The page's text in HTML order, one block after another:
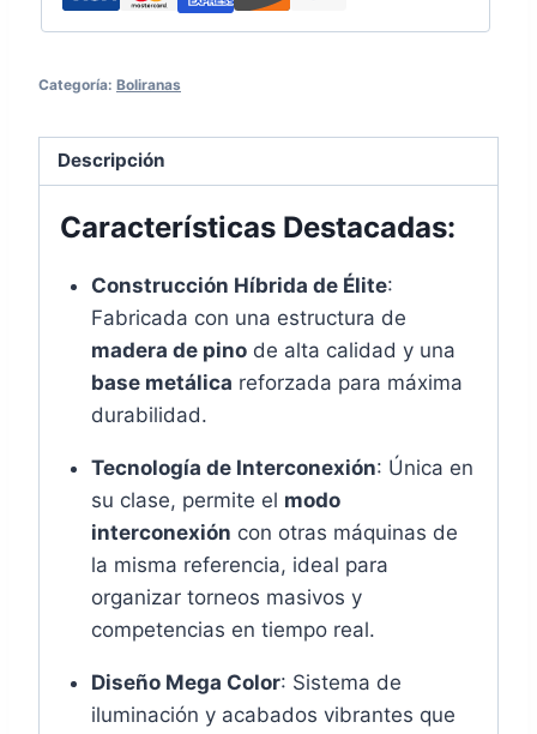
Categoría: Boliranas
Descripción
Características Destacadas:
Construcción Híbrida de Élite:
Fabricada con una estructura de
madera de pinode alta calidad y una
base metálica reforzada para máxima
durabilidad.
Tecnología de Interconexión: Única en
su clase, permite el modo
interconexión con otras máquinas de
la misma referencia, ideal para
organizar torneos masivos y
competencias en tiempo real.
Diseño Mega Color: Sistema de
iluminación y acabados vibrantes que